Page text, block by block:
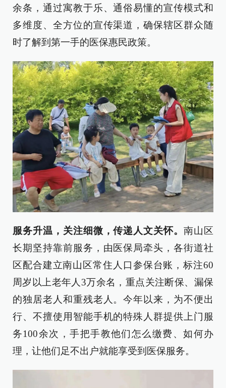
余条，通过寓教于乐、通俗易懂的宣传模式和
多维度、全方位的宣传渠道，确保辖区群众随
时了解到第一手的医保惠民政策。
服务升温，关注细微，传递人文关怀。南山区
长期坚持靠前服务，由医保局牵头，各街道社
区配合建立南山区常住人口参保台账，标注60
周岁以上老年人3万余名，重点关注断保、漏保
的独居老人和重残老人。今年以来，为不便出
行、不擅使用智能手机的特殊人群提供上门服
务100余次，手把手教他们怎么缴费、如何办
理，让他们足不出户就能享受到医保服务。